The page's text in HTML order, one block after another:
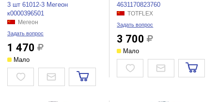
3 шт 61012-3 Мегеон
к0000396501
Мегеон
Задать вопрос
1 470
Мало
4631170823760
TOTFLEX
Задать вопрос
3 700
Мало